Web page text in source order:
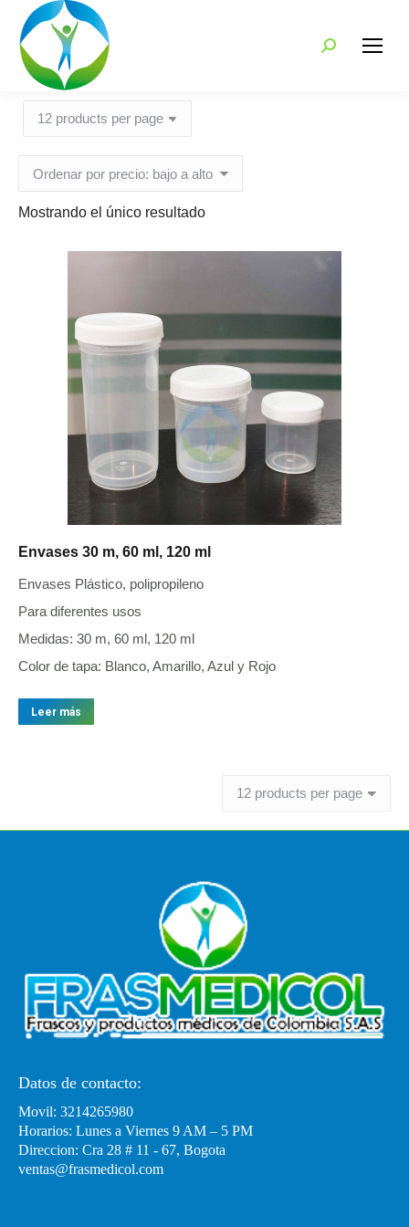
Search:
Mostrando el único resultado
Envases 30 m, 60 ml, 120 ml
Envases Plástico, polipropileno
Para diferentes usos
Medidas: 30 m, 60 ml, 120 ml
Color de tapa: Blanco, Amarillo, Azul y Rojo
Leer más
Datos de contacto:
Movil: 3214265980
Horarios: Lunes a Viernes 9 AM – 5 PM
Direccion: Cra 28 # 11 - 67, Bogota
ventas@frasmedicol.com